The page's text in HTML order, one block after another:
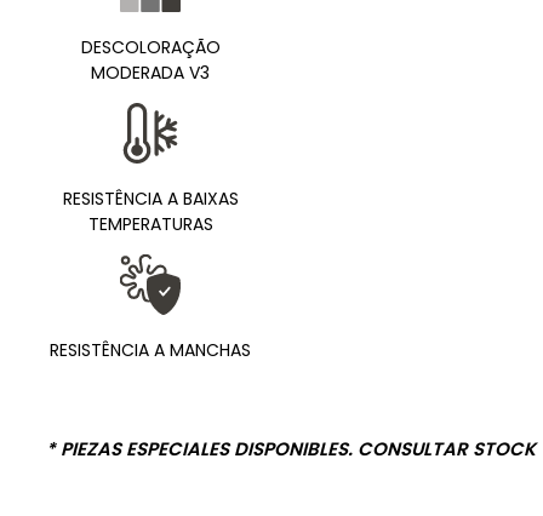
DESCOLORAÇÃO
MODERADA V3
RESISTÊNCIA A BAIXAS
TEMPERATURAS
RESISTÊNCIA A MANCHAS
* PIEZAS ESPECIALES DISPONIBLES. CONSULTAR STOCK